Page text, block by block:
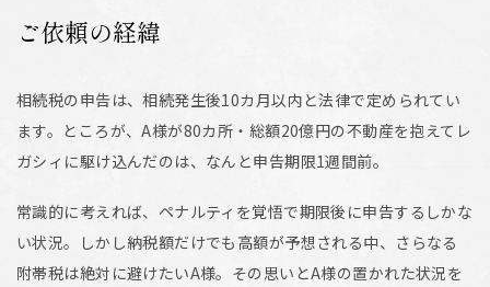
ご依頼の経緯
相続税の申告は、相続発生後10カ月以内と法律で定められてい
ます。ところが、A様が80カ所・総額20億円の不動産を抱えてレ
ガシィに駆け込んだのは、なんと申告期限1週間前。
常識的に考えれば、ペナルティを覚悟で期限後に申告するしかな
い状況。しかし納税額だけでも高額が予想される中、さらなる
附帯税は絶対に避けたいA様。その思いとA様の置かれた状況を